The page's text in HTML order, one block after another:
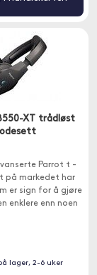
XT trådløst
Parrot t -
på markedet har
er sign for å gjøre
enklere enn noen
lager, 2-6 uker